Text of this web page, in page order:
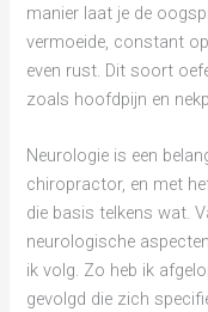
manier laat je de
vermoeide, constant
even rust. Dit soort
zoals hoofdpijn en
Neurologie is een
chiropractor, en met
die basis telkens wat.
neurologische
ik volg. Zo heb ik
gevolgd die zich